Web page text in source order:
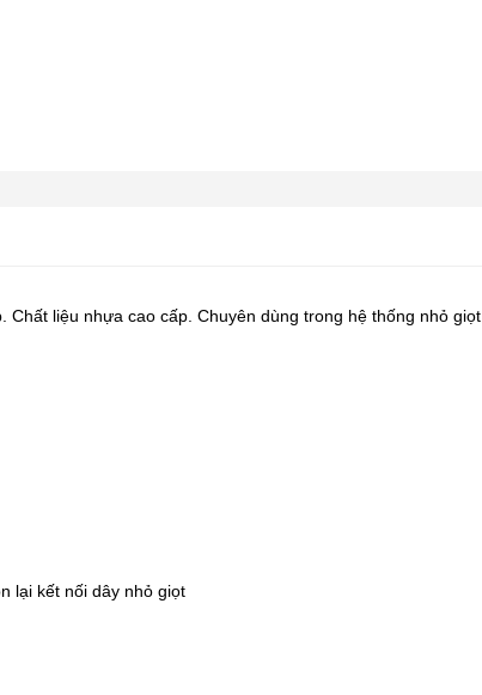
liệu nhựa cao cấp. Chuyên dùng trong hệ thống nhỏ
lại kết nối dây nhỏ giọt